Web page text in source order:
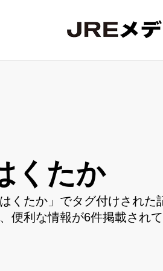
くたか
くたか」でタグ付けされた
便利な情報が6件掲載されて